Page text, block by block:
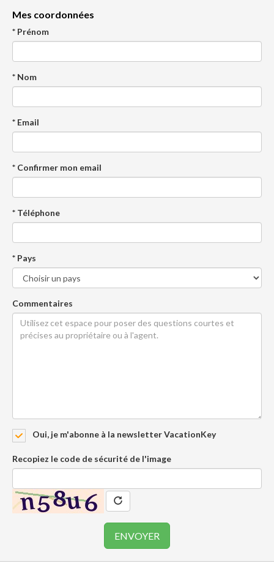
Mes coordonnées
* Prénom
* Nom
* Email
* Confirmer mon email
* Téléphone
* Pays
Commentaires
Oui, je m'abonne à la newsletter VacationKey
Recopiez le code de sécurité de l'image